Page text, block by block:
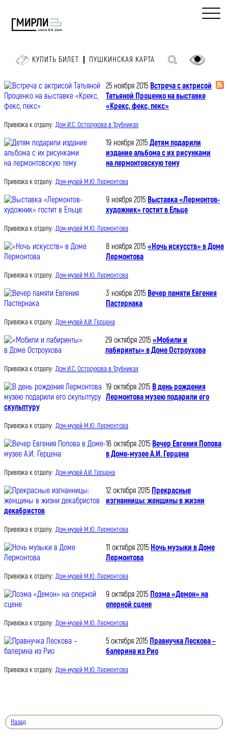
КУПИТЬ БИЛЕТ ПУШКИНСКАЯ КАРТА
25 ноября 2015 Встреча с актрисой
Татьяной Проценко на выставке
«Крекс, фекс, пекс»
Привязка к отделу: Дом И.С. Остроухова в Трубниках
19 ноября 2015 Детям подарили
издание альбома с их рисунками
на лермонтовскую тему
Привязка к отделу: Дом-музей М.Ю. Лермонтова
9 ноября 2015 Выставка «Лермонтов-
художник» гостит в Ельце
Привязка к отделу: Дом-музей М.Ю. Лермонтова
8 ноября 2015 «Ночь искусств» в Доме
Лермонтова
Привязка к отделу: Дом-музей М.Ю. Лермонтова
3 ноября 2015 Вечер памяти Евгения
Пастернака
Привязка к отделу: Дом-музей А.И. Герцена
29 октября 2015 «Мобили и
лабиринты» в Доме Остроухова
Привязка к отделу: Дом И.С. Остроухова в Трубниках
19 октября 2015 В день рождения
Лермонтова музею подарили его
скульптуру
Привязка к отделу: Дом-музей М.Ю. Лермонтова
16 октября 2015 Вечер Евгения Попова
в Доме-музее А.И. Герцена
Привязка к отделу: Дом-музей А.И. Герцена
12 октября 2015 Прекрасные
изгнанницы: женщины в жизни
декабристов
Привязка к отделу: Дом-музей М.Ю. Лермонтова
11 октября 2015 Ночь музыки в Доме
Лермонтова
Привязка к отделу: Дом-музей М.Ю. Лермонтова
9 октября 2015 Поэма «Демон» на
оперной сцене
Привязка к отделу: Дом-музей М.Ю. Лермонтова
5 октября 2015 Правнучка Лескова –
балерина из Рио
Привязка к отделу: Дом-музей М.Ю. Лермонтова
Назад